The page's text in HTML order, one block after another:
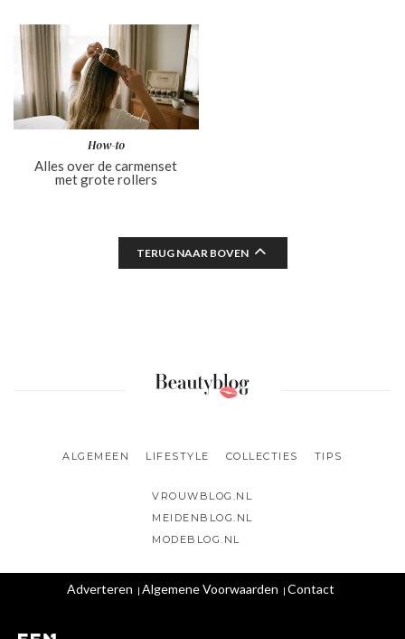
How-to
Alles over de carmenset
met grote rollers
TERUG NAAR BOVEN
ALGEMEEN LIFESTYLE COLLECTIES TIPS
VROUWBLOG.NL
MEIDENBLOG.NL
MODEBLOG.NL
Adverteren Algemene Voorwaarden Contact